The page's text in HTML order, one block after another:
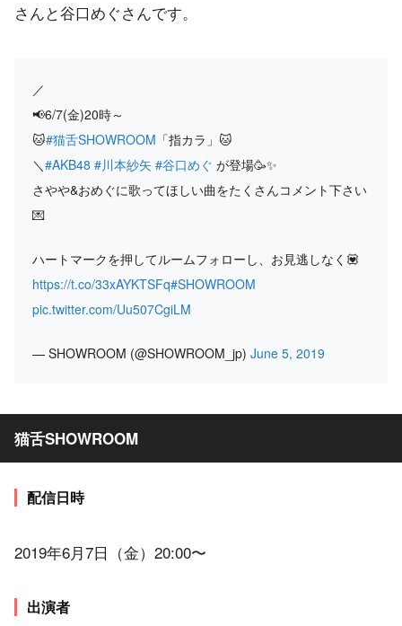
さんと谷口めぐさんです。
／
📢6/7(金)20時～
🐱#猫舌SHOWROOM 「指カラ」🐱
＼#AKB48 #川本紗矢 #谷口めぐ が登場🥳✨
さやや&おめぐに歌ってほしい曲をたくさんコメント下さい
💌
ハートマークを押してルームフォローし、お見逃しなく💟
https://t.co/33xAYKTSFq#SHOWROOM
pic.twitter.com/Uu507CgiLM
— SHOWROOM (@SHOWROOM_jp) June 5, 2019
猫舌SHOWROOM
配信日時
2019年6月7日（金）20:00〜
出演者